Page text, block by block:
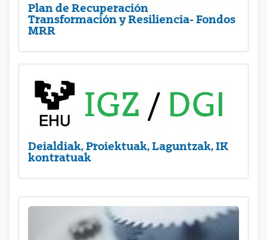
Plan de Recuperación
Transformación y Resiliencia- Fondos
MRR
Deialdiak, Proiektuak, Laguntzak, IK
kontratuak